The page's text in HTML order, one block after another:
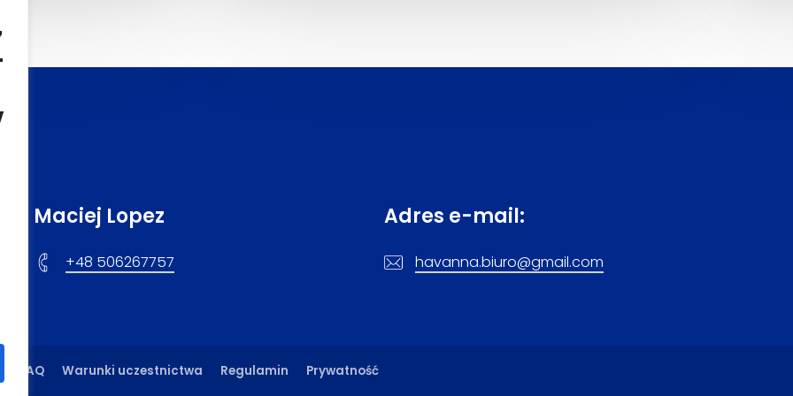
Maciej Lopez
+48 506267757
Adres e-mail:
havanna.biuro@gmail.com
FAQ Warunki uczestnictwa Regulamin Prywatność